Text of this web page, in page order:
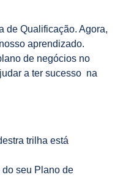
de Qualificação. Agora,
aprendizado.
de negócios no
a ter sucesso na
trilha está
seu Plano de